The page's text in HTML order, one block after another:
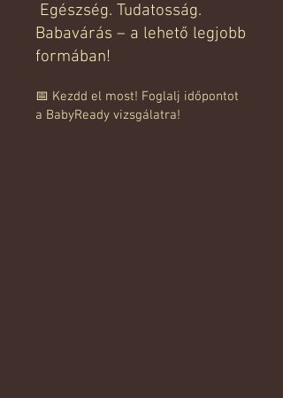
Egészség. Tudatosság.
Babavárás – a lehető legjobb
formában!
📅 Kezdd el most! Foglalj időpontot
a BabyReady vizsgálatra!